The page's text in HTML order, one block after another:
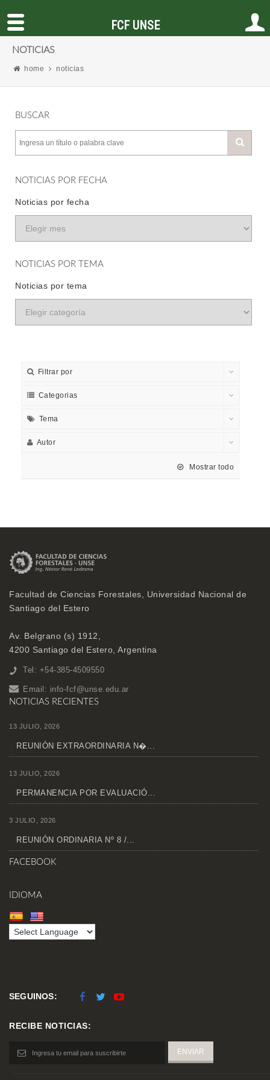
NOTICIAS
home noticias
BUSCAR
NOTICIAS POR FECHA
Noticias por fecha
NOTICIAS POR TEMA
Noticias por tema
Filtrar por
Categorias
Tema
Autor
Mostrar todo
Facultad de Ciencias Forestales, Universidad Nacional de
Santiago del Estero
Av. Belgrano (s) 1912,
4200 Santiago del Estero, Argentina
Tel: +54-385-4509550
Email: info-fcf@unse.edu.ar
NOTICIAS RECIENTES
13 JULIO, 2026
REUNIÓN EXTRAORDINARIA N�...
13 JULIO, 2026
PERMANENCIA POR EVALUACIÓ...
3 JULIO, 2026
REUNIÓN ORDINARIA Nº 8 /...
FACEBOOK
IDIOMA
SEGUINOS:
RECIBE NOTICIAS:
FCF UNSE